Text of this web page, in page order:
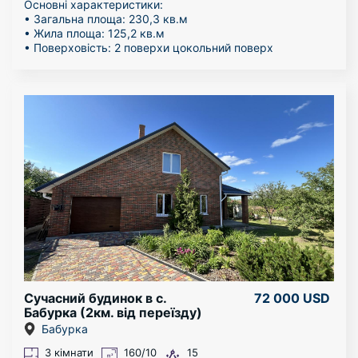
Основні характеристики:
• Загальна площа: 230,3 кв.м
• Жила площа: 125,2 кв.м
• Поверховість: 2 поверхи цокольний поверх
• Просторе планування дозволяє комфортно
розмістити велику кількість дітей та дорослих.
• Є окремі приміщення для занять, ігор та відпочинку.
• Безпечна зона навколо будинку, обладнана
альтанкою, що ідеально підходить для сімейного
відпочинку.
Технічні параметри:
• Електропостачання: 220/380 V, потужний генератор
для забезпечення безперервної роботи будинку.
• Водопостачання: Централізоване.
• Опалення: Газовий та електричний котли, сонячний
колектор забезпечують економічне та екологічне
рішення для опалення будинку.
Безпека: Будинок обладнано системою
відеоспостереження та сигналізацією, що гарантує
безпеку як для дорослих, так і для дітей. Район
спокійний та безпечний, з доброзичливим оточенням.
Сучасний будинок в с.
Бабурка (2км. від переїзду)
72 000 USD
Бабурка
3 кімнати 160/10 15